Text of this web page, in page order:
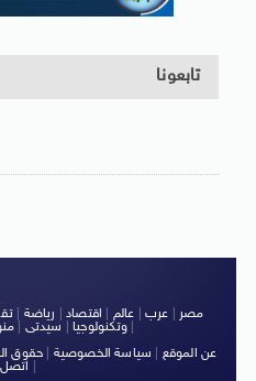
تابعونا
مصر عرب عالم اقتصاد رياضة |
وتكنولوجيا| سيدتى
|
عن الموقع
سياسة الخصوصية حقوق
اتصل